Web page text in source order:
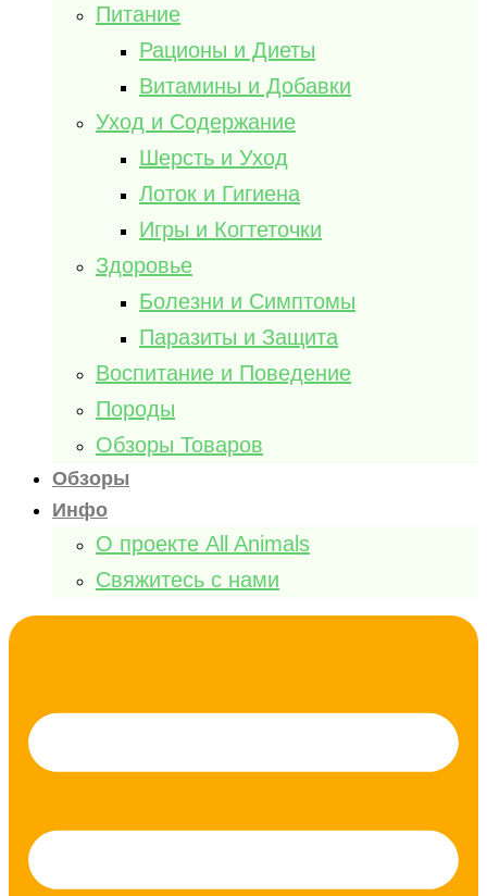
Питание
Рационы и Диеты
Витамины и Добавки
Уход и Содержание
Шерсть и Уход
Лоток и Гигиена
Игры и Когтеточки
Здоровье
Болезни и Симптомы
Паразиты и Защита
Воспитание и Поведение
Породы
Обзоры Товаров
Обзоры
Инфо
О проекте All Animals
Свяжитесь с нами